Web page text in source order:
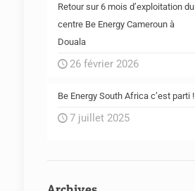
Retour sur 6 mois d’exploitation du
centre Be Energy Cameroun à
Douala
26 février 2026
Be Energy South Africa c’est parti !
7 juillet 2025